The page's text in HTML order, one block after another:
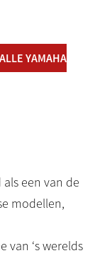
YAMAHA
een van de
modellen,
van ‘s werelds